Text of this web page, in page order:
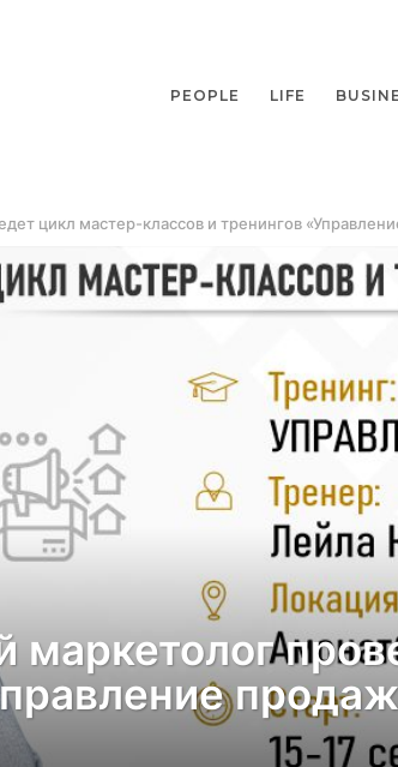
PEOPLE LIFE
цикл мастер-классов и тренингов
маркетолог